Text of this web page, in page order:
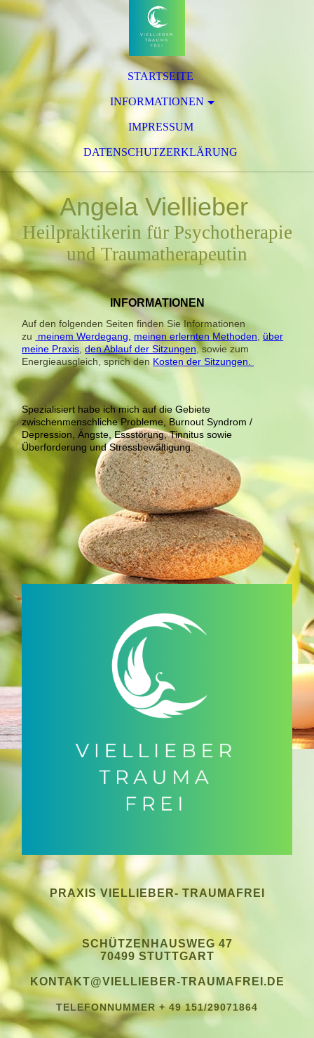
STARTSEITE
INFORMATIONEN
IMPRESSUM
DATENSCHUTZERKLÄRUNG
Angela Viellieber
Heilpraktikerin für Psychotherapie
und Traumatherapeutin
INFORMATIONEN
Auf den folgenden Seiten finden Sie Informationen
zu
meinem Werdegang, meinen erlernten Methoden
über
meine Praxis ,den Ablauf der Sitzungen, sowie zum
Energieausgleich, sprich den Kosten der Sitzungen.
Spezialisiert habe ich mich auf die Gebiete
zwischenmenschliche Probleme, Burnout Syndrom /
Depression, Ängste, Essstörung, Tinnitus sowie
Überforderung und Stressbewältigung.
PRAXIS VIELLIEBER- TRAUMAFREI
SCHÜTZENHAUSWEG 47
70499 STUTTGART
KONTAKT@VIELLIEBER-TRAUMAFREI.DE
TELEFONNUMMER + 49 151/29071864